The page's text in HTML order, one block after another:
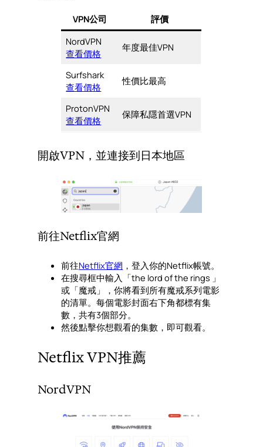
VPN公司
評價
NordVPN
查看價格
年度最佳VPN
Surfshark
查看價格
性價比最高
ProtonVPN
查看價格
保障私隱首選VPN
開啟VPN，並連接到日本地區
前往Netflix官網
前往Netflix官網 ，登入你的Netflix帳號。
在搜尋框中輸入「the lord of the rings 」
或「魔戒」，你將看到所有魔戒系列電影
的清單。每個電影封面右下角都標有集
數，共有3個部分。
然後點擊你想觀看的集數，即可觀看。
Netflix VPN推薦
NordVPN